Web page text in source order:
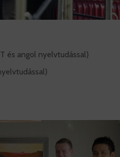
és angol nyelvtudással)